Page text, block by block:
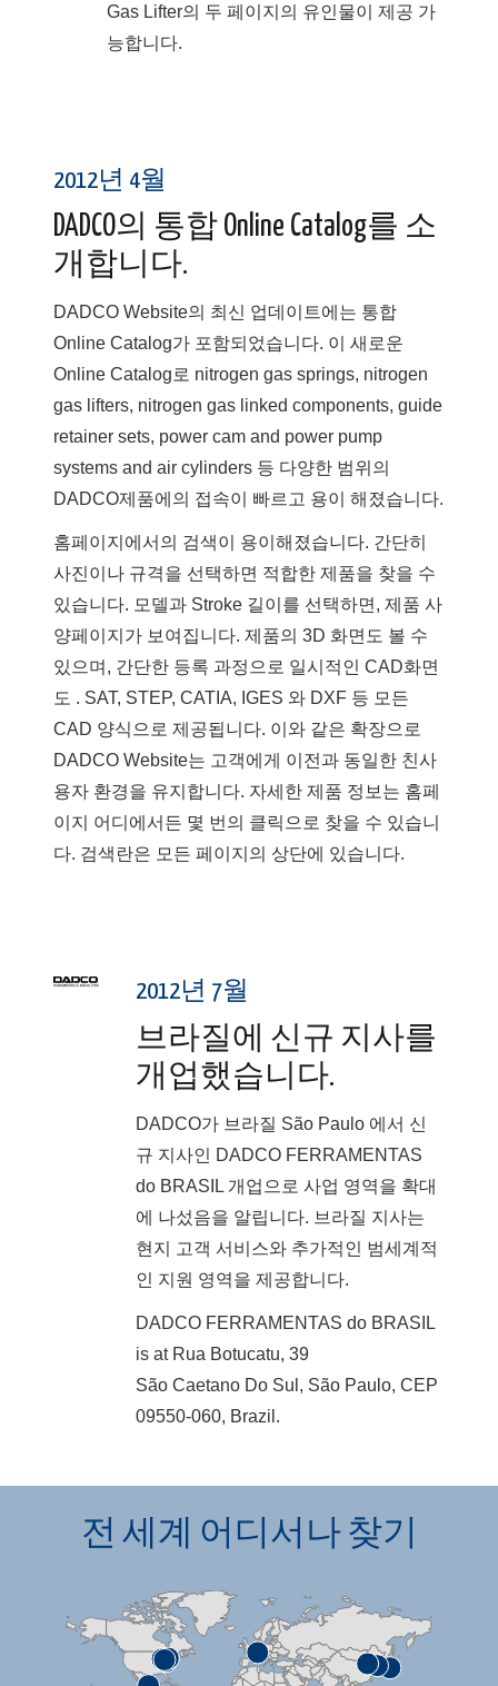
Gas Lifter의 두 페이지의 유인물이 제공 가
능합니다.
2012년 4월
DADCO의 통합 Online Catalog를 소
개합니다.
DADCO Website의 최신 업데이트에는 통합
Online Catalog가 포함되었습니다. 이 새로운
Online Catalog로 nitrogen gas springs, nitrogen
gas lifters, nitrogen gas linked components, guide
retainer sets, power cam and power pump
systems and air cylinders 등 다양한 범위의
DADCO제품에의 접속이 빠르고 용이 해졌습니다.
홈페이지에서의 검색이 용이해졌습니다. 간단히
사진이나 규격을 선택하면 적합한 제품을 찾을 수
있습니다. 모델과 Stroke 길이를 선택하면, 제품 사
양페이지가 보여집니다. 제품의 3D 화면도 볼 수
있으며, 간단한 등록 과정으로 일시적인 CAD화면
도 . SAT, STEP, CATIA, IGES 와 DXF 등 모든
CAD 양식으로 제공됩니다. 이와 같은 확장으로
DADCO Website는 고객에게 이전과 동일한 친사
용자 환경을 유지합니다. 자세한 제품 정보는 홈페
이지 어디에서든 몇 번의 클릭으로 찾을 수 있습니
다. 검색란은 모든 페이지의 상단에 있습니다.
2012년 7월
브라질에 신규 지사를
개업했습니다.
DADCO가 브라질 São Paulo 에서 신
규 지사인 DADCO FERRAMENTAS
do BRASIL 개업으로 사업 영역을 확대
에 나섰음을 알립니다. 브라질 지사는
현지 고객 서비스와 추가적인 범세계적
인 지원 영역을 제공합니다.
DADCO FERRAMENTAS do BRASIL
is at Rua Botucatu, 39
São Caetano Do Sul, São Paulo, CEP
09550-060, Brazil.
전 세계 어디서나 찾기